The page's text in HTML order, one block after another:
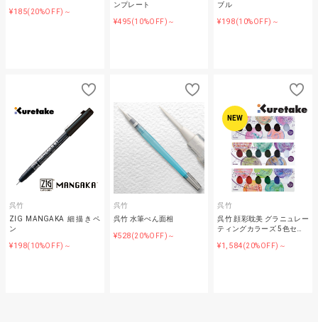
¥185(20%OFF)～
ンプレート
¥495(10%OFF)～
ブル
¥198(10%OFF)～
呉竹
ZIG MANGAKA 細描きペ
ン
¥198(10%OFF)～
呉竹
呉竹 水筆ぺん面相
¥528(20%OFF)～
NEW
呉竹
呉竹 顔彩耽美 グラニュレー
ティングカラーズ 5色セ…
¥1,584(20%OFF)～